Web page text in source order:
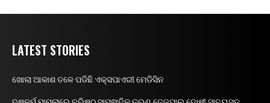
LATEST STORIES
ଖୋଲା ଆକାଶ ତଳେ ପଡିଛି ଏକ୍ସପାଏରୀ ମେଡିସିନ